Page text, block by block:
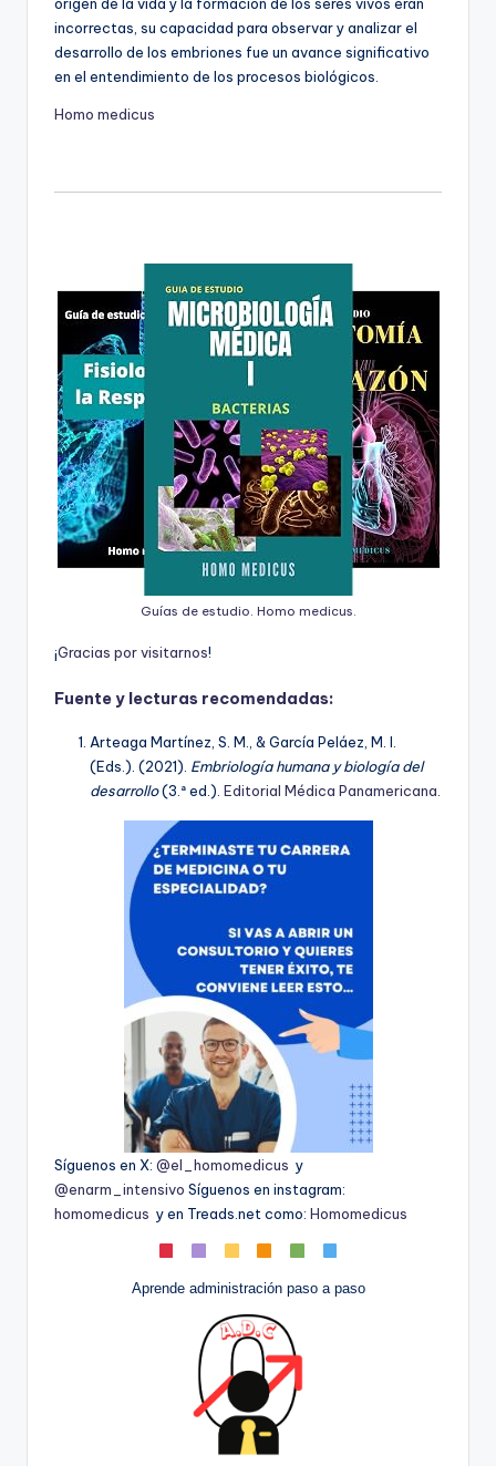
incorrectas, su capacidad para observar y analizar el
desarrollo de los embriones fue un avance significativo
en el entendimiento de los procesos biológicos.
Homo medicus
Guías de estudio. Homo medicus.
¡Gracias porvisitarnos!
Fuente y lecturas recomendadas:
Arteaga Martínez, S. M., & García Peláez, M. I.
(Eds.). (2021). Embriología humana y biología del
desarrollo(3.ª ed.). Editorial Médica Panamericana
Síguenos en X: @el_homomedicus y
@enarm_intensivo Síguenos en instagram:
homomedicus y en Treads.net como: Homomedicus
Aprende administración paso a paso